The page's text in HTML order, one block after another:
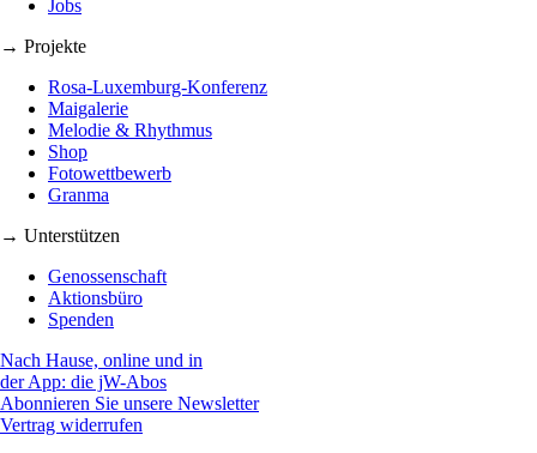
Jobs
→ Projekte
Rosa-Luxemburg-Konferenz
Maigalerie
Melodie & Rhythmus
Shop
Fotowettbewerb
Granma
→ Unterstützen
Genossenschaft
Aktionsbüro
Spenden
Nach Hause, online und in
der App: die jW-Abos
Abonnieren Sie unsere Newsletter
Vertrag widerrufen